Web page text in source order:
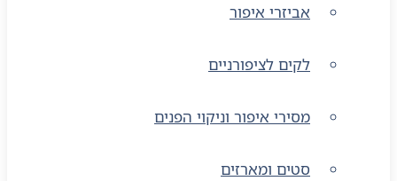
אביזרי איפור
לקים לציפורניים
מסירי איפור וניקוי הפנים
סטים ומארזים